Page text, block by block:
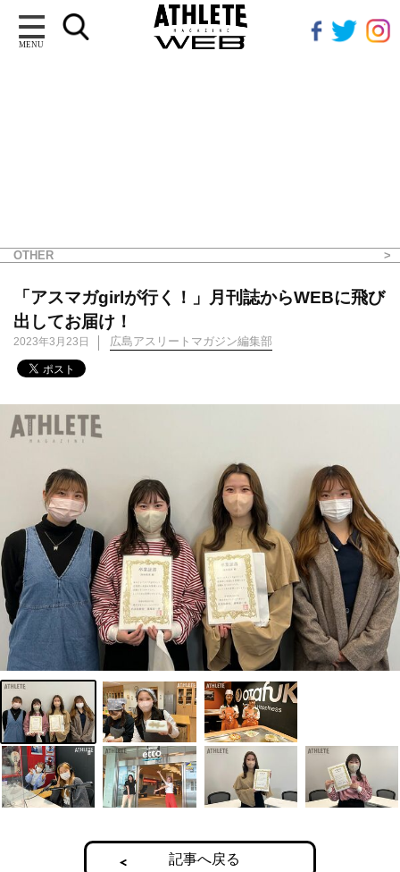
MENU
OTHER
「アスマガgirlが行く！」月刊誌からWEBに飛び
出してお届け！
2023年3月23日 広島アスリートマガジン編集部
記事へ戻る